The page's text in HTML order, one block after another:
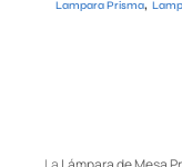
Lampara Prisma